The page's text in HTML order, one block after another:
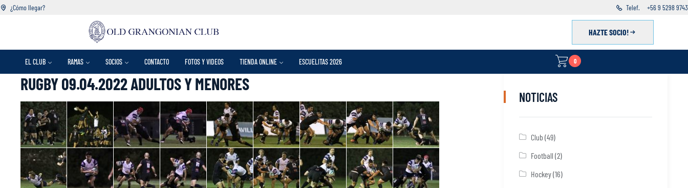
¿Cómo llegar? Telef. +56 9 5298 9743
HAZTE SOCIO!
EL CLUB RAMAS SOCIOS CONTACTO FOTOS Y VIDEOS TIENDA ONLINE ESCUELITAS 2026 0
RUGBY 09.04.2022 ADULTOS Y MENORES
NOTICIAS
Club (49)
Football (2)
Hockey(16)